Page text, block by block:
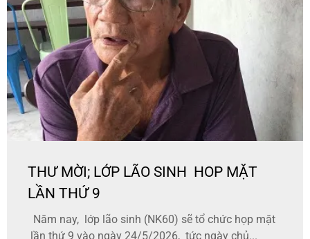
THƯ MỜI; LỚP LÃO SINH HOP MẶT
LẦN THỨ 9
Năm nay, lớp lão sinh (NK60) sẽ tổ chức họp mặt
lần thứ 9 vào ngày 24/5/2026, tức ngày chủ...